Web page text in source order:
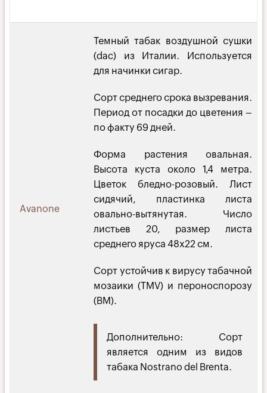
Avanone
Темный табак воздушной сушки
(dac) из Италии. Используется
для начинки сигар.
Сорт среднего срока вызревания.
Период от посадки до цветения –
по факту 69 дней.
Форма растения овальная.
Высота куста около 1,4 метра.
Цветок бледно-розовый. Лист
сидячий, пластинка листа
овально-вытянутая. Число
листьев 20, размер листа
среднего яруса 48х22 см.
Сорт устойчив к вирусу табачной
мозаики (TMV) и пероноспорозу
(BM).
Дополнительно: Сорт
является одним из видов
табака Nostrano del Brenta.